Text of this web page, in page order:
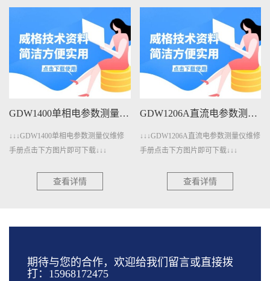
GDW1400单相电参数测量仪维修手册下载
↓↓↓GDW1400单相电参数测量仪维修
手册点击下方图片即可下载↓↓↓
查看详情
GDW1206A直流电参数测量仪维修手册下载
↓↓↓GDW1206A直流电参数测量仪维修
手册点击下方图片即可下载↓↓↓
查看详情
期待与您的合作，欢迎给我们留言或直接拨
打：15968172475